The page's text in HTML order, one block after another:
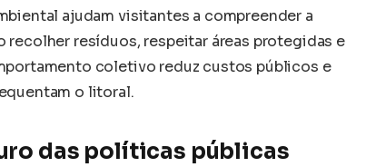
ajudam visitantes a compreender a
resíduos, respeitar áreas protegidas e
coletivo reduz custos públicos e
o litoral.
das políticas públicas